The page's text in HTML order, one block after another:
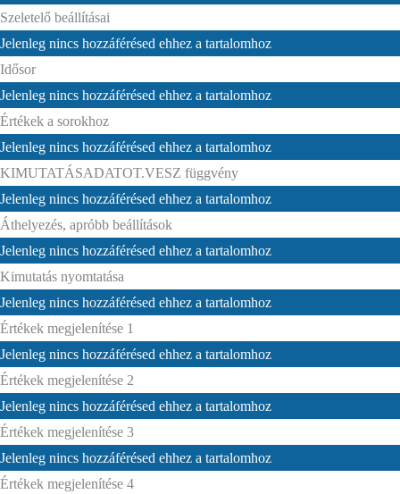
Szeletelő beállításai
Jelenleg nincs hozzáférésed ehhez a tartalomhoz
Idősor
Jelenleg nincs hozzáférésed ehhez a tartalomhoz
Értékek a sorokhoz
Jelenleg nincs hozzáférésed ehhez a tartalomhoz
KIMUTATÁSADATOT.VESZ függvény
Jelenleg nincs hozzáférésed ehhez a tartalomhoz
Áthelyezés, apróbb beállítások
Jelenleg nincs hozzáférésed ehhez a tartalomhoz
Kimutatás nyomtatása
Jelenleg nincs hozzáférésed ehhez a tartalomhoz
Értékek megjelenítése 1
Jelenleg nincs hozzáférésed ehhez a tartalomhoz
Értékek megjelenítése 2
Jelenleg nincs hozzáférésed ehhez a tartalomhoz
Értékek megjelenítése 3
Jelenleg nincs hozzáférésed ehhez a tartalomhoz
Értékek megjelenítése 4